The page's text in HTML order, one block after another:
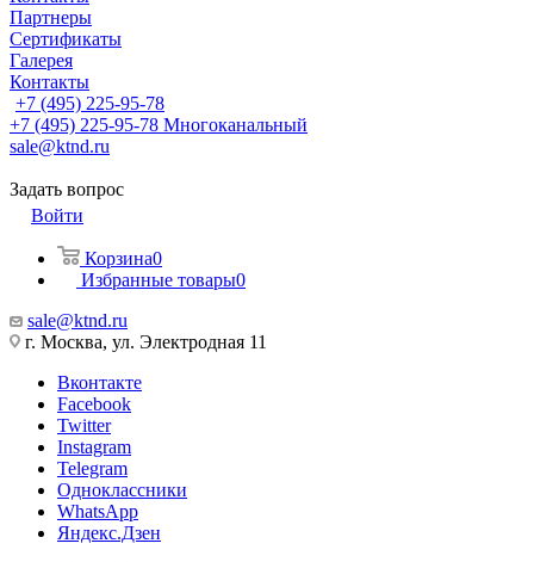
Партнеры
Сертификаты
Галерея
Контакты
+7 (495) 225-95-78
+7 (495) 225-95-78 Многоканальный
sale@ktnd.ru
Задать вопрос
Войти
Корзина0
Избранные товары0
sale@ktnd.ru
г. Москва, ул. Электродная 11
Вконтакте
Facebook
Twitter
Instagram
Telegram
Одноклассники
WhatsApp
Яндекс.Дзен